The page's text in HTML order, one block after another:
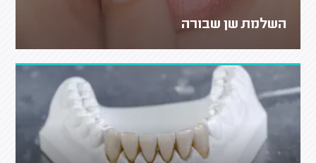
השלמת שן שבורה